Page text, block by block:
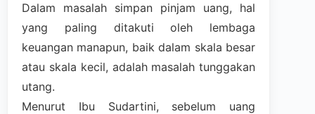
Dalam masalah simpan pinjam uang, hal
yang paling ditakuti oleh lembaga
keuangan manapun, baik dalam skala besar
atau skala kecil, adalah masalah tunggakan
utang.
Menurut Ibu Sudartini, sebelum uang